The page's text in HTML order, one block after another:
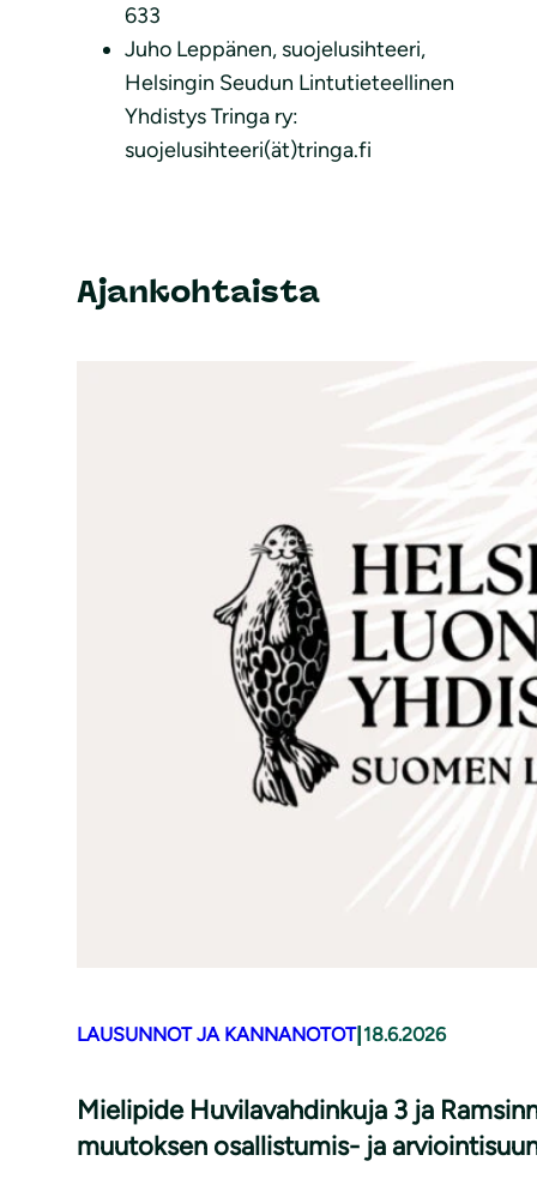
633
Juho Leppänen, suojelusihteeri,
Helsingin Seudun Lintutieteellinen
Yhdistys Tringa ry:
suojelusihteeri(ät)tringa.fi
Ajankohtaista
LAUSUNNOT JA KANNANOTOT| 18.6.2026
Mielipide Huvilavahdinkuja 3 ja
muutoksen osallistumis- ja